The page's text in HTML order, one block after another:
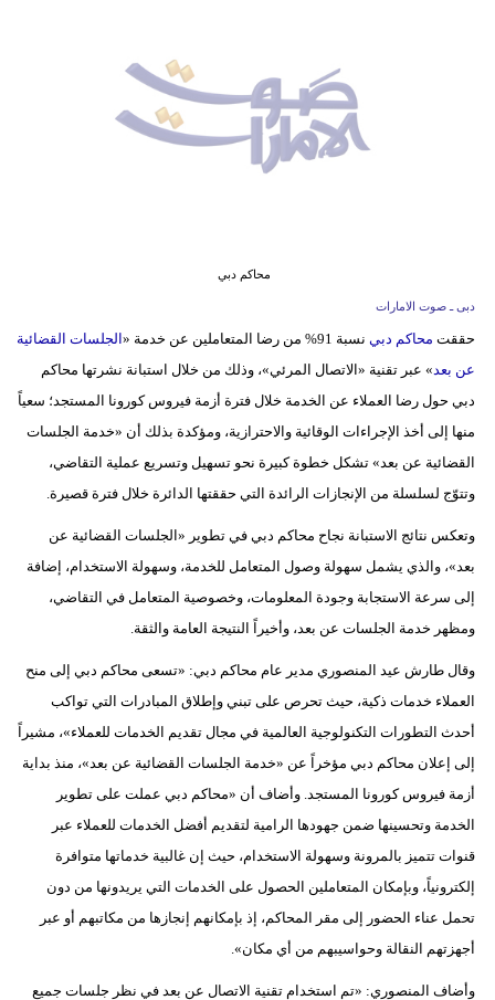
علوم
وتكنولوجيا
مدوَّنات
أبراج
فيديو
محاكم دبي
دبى ـ صوت الامارات
حققت محاكم دبي نسبة 91% من رضا المتعاملين عن خدمة «
الجلسات القضائية
عن بعد » عبر تقنية «الاتصال المرئي»، وذلك من خلال استبانة نشرتها محاكم
دبي حول رضا العملاء عن الخدمة خلال فترة أزمة فيروس كورونا المستجد؛ سعياً
منها إلى أخذ الإجراءات الوقائية والاحترازية، ومؤكدة بذلك أن «خدمة الجلسات
القضائية عن بعد» تشكل خطوة كبيرة نحو تسهيل وتسريع عملية التقاضي،
وتتوّج لسلسلة من الإنجازات الرائدة التي حققتها الدائرة خلال فترة قصيرة.
وتعكس نتائج الاستبانة نجاح محاكم دبي في تطوير «الجلسات القضائية عن
بعد»، والذي يشمل سهولة وصول المتعامل للخدمة، وسهولة الاستخدام، إضافة
إلى سرعة الاستجابة وجودة المعلومات، وخصوصية المتعامل في التقاضي،
ومظهر خدمة الجلسات عن بعد، وأخيراً النتيجة العامة والثقة.
وقال طارش عيد المنصوري مدير عام محاكم دبي: «تسعى محاكم دبي إلى منح
العملاء خدمات ذكية، حيث تحرص على تبني وإطلاق المبادرات التي تواكب
أحدث التطورات التكنولوجية العالمية في مجال تقديم الخدمات للعملاء»، مشيراً
إلى إعلان محاكم دبي مؤخراً عن «خدمة الجلسات القضائية عن بعد»، منذ بداية
أزمة فيروس كورونا المستجد. وأضاف أن «محاكم دبي عملت على تطوير
الخدمة وتحسينها ضمن جهودها الرامية لتقديم أفضل الخدمات للعملاء عبر
قنوات تتميز بالمرونة وسهولة الاستخدام، حيث إن غالبية خدماتها متوافرة
إلكترونياً، وبإمكان المتعاملين الحصول على الخدمات التي يريدونها من دون
تحمل عناء الحضور إلى مقر المحاكم، إذ بإمكانهم إنجازها من مكاتبهم أو عبر
أجهزتهم النقالة وحواسيبهم من أي مكان».
وأضاف المنصوري: «تم استخدام تقنية الاتصال عن بعد في نظر جلسات جميع